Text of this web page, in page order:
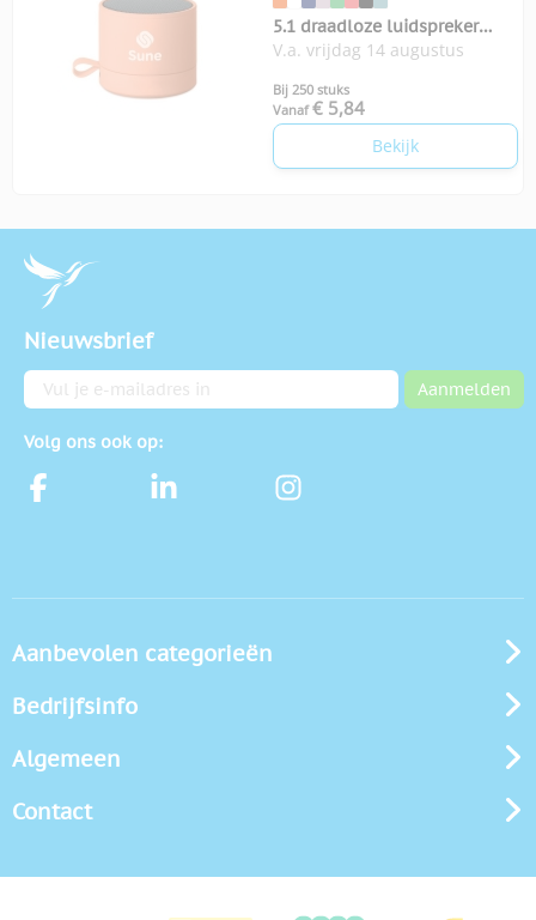
5.1 draadloze luidspreker
Recar
V.a. vrijdag 14 augustus
Bij 250 stuks
Vanaf € 5,84
Bekijk
Nieuwsbrief
E-mailadres Aanmelden
Volg ons ook op:
Aanbevolen categorieën
Bedrijfsinfo
Algemeen
Contact